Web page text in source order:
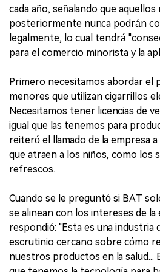
cada año, señalando que aquellos
posteriormente nunca podrán
legalmente, lo cual tendrá
para el comercio minorista y la
Primero necesitamos abordar el
menores que utilizan cigarrillos
Necesitamos tener licencias de
igual que las tenemos para
reiteró el llamado de la empresa
que atraen a los niños, como los
refrescos.
Cuando se le preguntó si BAT
se alinean con los intereses de la
respondió: "Esta es una industria
escrutinio cercano sobre cómo
nuestros productos en la salud...